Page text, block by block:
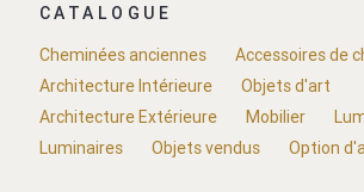
CATALOGUE
Cheminées anciennes
Accessoires de
Architecture Intérieure
Objets d'art
Architecture Extérieure
Mobilier
Luminaires
Objets vendus Option